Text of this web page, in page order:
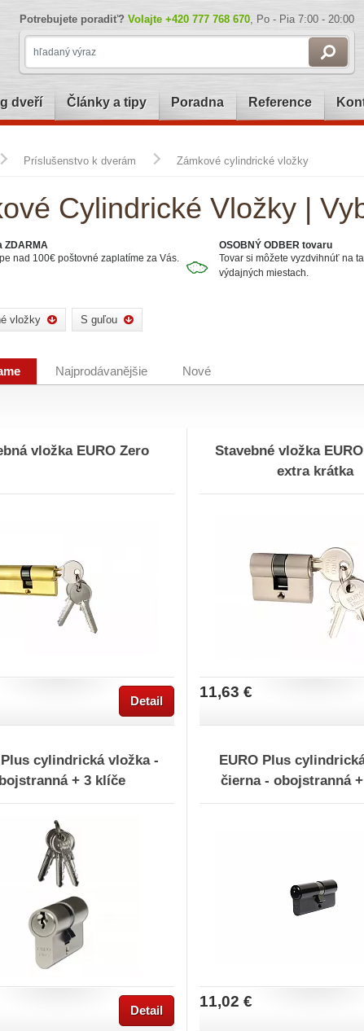
Potrebujete poradiť? Volajte +420 777 768 670, Po - Pia 7:00 - 20:00
dveří Články a tipy Poradna Reference
Príslušenstvo k dverám Zámkové cylindrické vložky
Cylindrické Vložky |
ZDARMA
nad 100€ poštovné zaplatíme za Vás.
OSOBNÝ ODBER tovaru
Tovar si môžete vyzdvihnúť na
výdajných miestach.
vložky S guľou
Najprodávanějšie Nové
vložka EURO Zero
Detail
Stavebné vložka
extra krátka
11,63 €
Plus cylindrická vložka -
+ 3 klíče
Detail
EURO Plus
čierna - obojstranná
11,02 €